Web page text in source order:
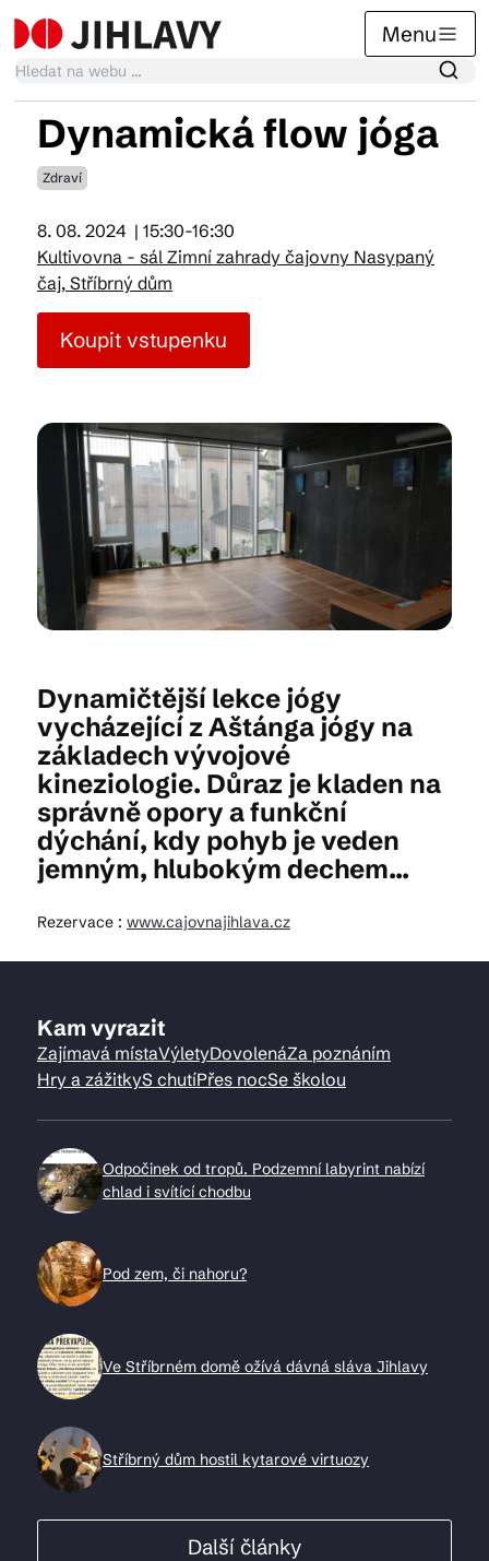
Menu
Kalendář akcí
Tradiční akce
Články
Praktické info
Kam vyrazit
© 2026 Brána Jihlavy
Dynamická flow jóga
Zdraví
8. 08. 2024 | 15:30-16:30
Kultivovna - sál Zimní zahrady čajovny Nasypaný
čaj, Stříbrný dům
Koupit vstupenku
Dynamičtější lekce jógy
vycházející z Aštánga jógy na
základech vývojové
kineziologie. Důraz je kladen na
správně opory a funkční
dýchání, kdy pohyb je veden
jemným, hlubokým dechem...
Rezervace : www.cajovnajihlava.cz
Kam vyrazit
Zajímavá místaVýletyDovolenáZa poznáním
Hry a zážitkyS chutíPřes nocSe školou
Odpočinek od tropů. Podzemní labyrint nabízí
chlad i svítící chodbu
Pod zem, či nahoru?
Ve Stříbrném domě ožívá dávná sláva Jihlavy
Stříbrný dům hostil kytarové virtuozy
Další články